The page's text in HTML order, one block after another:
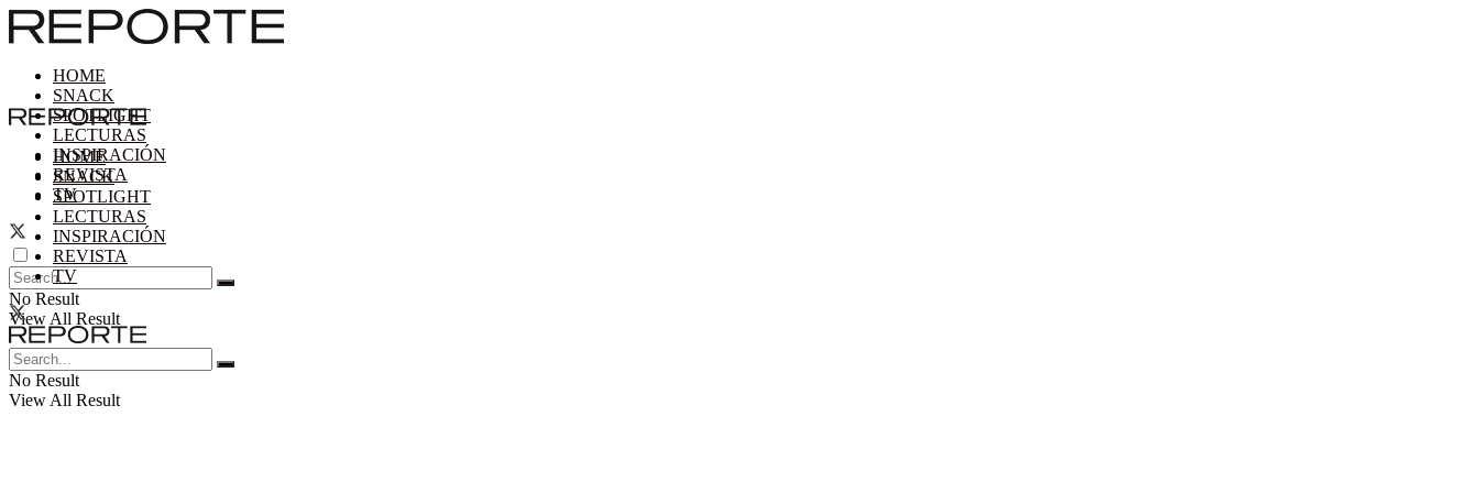
HOME
SNACK
SPOTLIGHT
LECTURAS
INSPIRACIÓN
REVISTA
TV
No Result
View All Result
HOME
SNACK
SPOTLIGHT
LECTURAS
INSPIRACIÓN
REVISTA
TV
No Result
View All Result